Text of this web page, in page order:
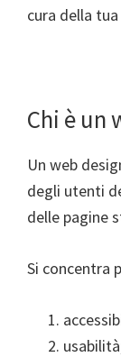
cura della
Chi è un
Un web
degli utenti
delle pagine
Si concentra